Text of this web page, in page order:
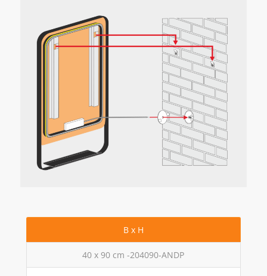
B x H
40 x 90 cm -204090-ANDP